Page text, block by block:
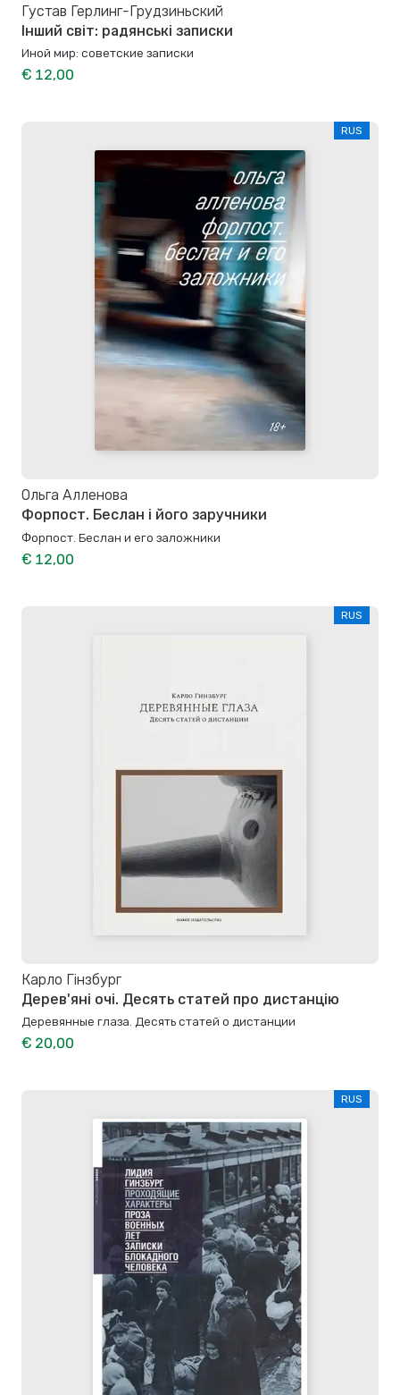
Густав Герлинг-Грудзиньский
Інший світ: радянські записки
Иной мир: советские записки
€ 12,00
RUS
Ольга Алленова
Форпост. Беслан і його заручники
Форпост. Беслан и его заложники
€ 12,00
RUS
Карло Гінзбург
Дерев'яні очі. Десять статей про дистанцію
Деревянные глаза. Десять статей о дистанции
€ 20,00
RUS